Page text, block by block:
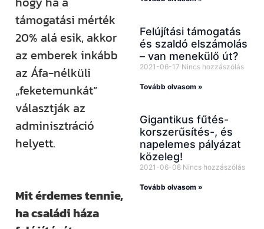
támogatási mérték
20% alá esik, akkor
az emberek inkább
az Áfa-nélküli
„feketemunkát”
választják az
adminisztráció
helyett.
Mit érdemes tennie,
ha családi háza
Felújítási támogatás
és szaldó elszámolás
– van menekülő út?
2021-06-17 Nincs hozzászólás
Tovább olvasom »
Gigantikus fűtés-
korszerűsítés-, és
napelemes pályázat
közeleg!
2021-06-08 Nincs hozzászólás
Tovább olvasom »